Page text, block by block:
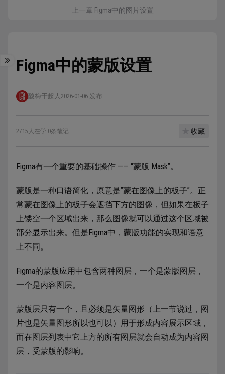
上一章 Figma中的图片设置
Figma中的蒙版设置
酸梅干超人 2026-01-06 发布
2715人在学·0条笔记 收藏
Figma有一个重要的基础操作 —— “蒙版 Mask”。
蒙版是一种口语简化，原意是”蒙在图像上的板子”。正
常蒙在图像上的板子会遮挡下方的图像，但如果在板子
上镂空一个区域出来，那么图像就可以通过这个区域被
部分显示出来。但是Figma中，蒙版功能的实现和语意
上不同。
Figma的蒙版应用中包含两种图层，一个是蒙版图层，
一个是内容图层。
蒙版层只有一个，且必须是矢量图形（上一节说过，图
片也是矢量图形所以也可以）用于形成内容展示区域，
而在图层列表中它上方的所有图层就会自动成为内容图
层，受蒙版的影响。